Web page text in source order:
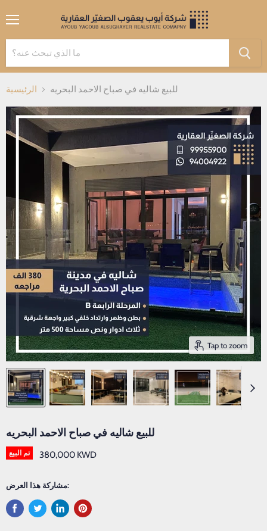
الرئيسية للبيع شاليه في صباح الاحمد البحريه
Tap to zoom
للبيع شاليه في صباح الاحمد البحريه
تم البيع 380,000 KWD
مشاركة هذا العرض: